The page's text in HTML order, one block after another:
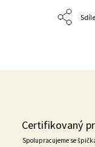
Certifikovaný
Spolupracujeme se